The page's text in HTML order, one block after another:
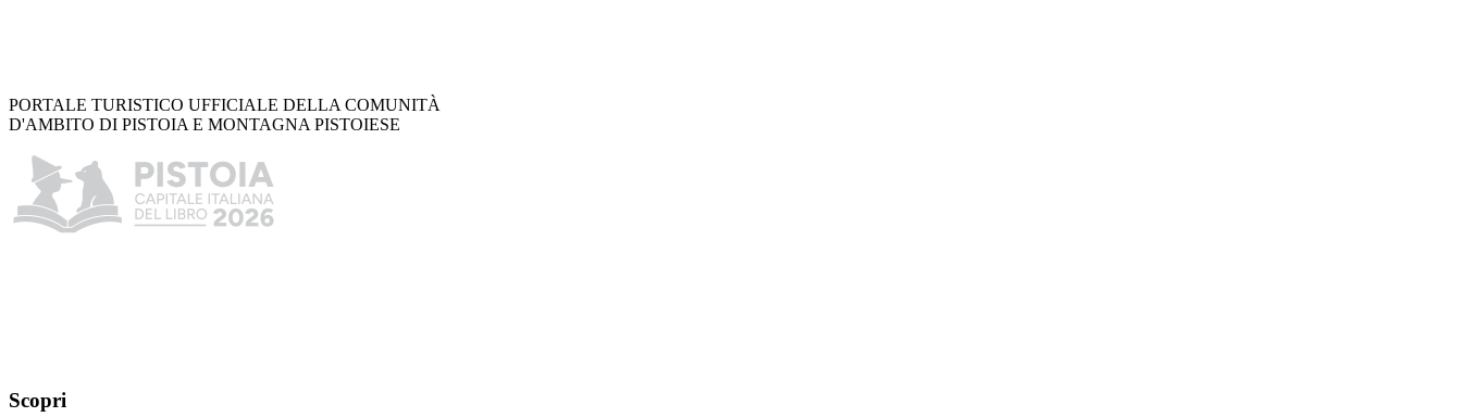
PORTALE TURISTICO UFFICIALE DELLA COMUNITÀ
D'AMBITO DI PISTOIA E MONTAGNA PISTOIESE
Scopri